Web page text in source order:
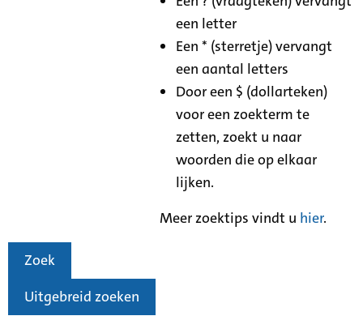
een letter
Een * (sterretje) vervangt
een aantal letters
Door een $ (dollarteken)
voor een zoekterm te
zetten, zoekt u naar
woorden die op elkaar
lijken.
Meer zoektips vindt u hier.
Zoek
Uitgebreid zoeken